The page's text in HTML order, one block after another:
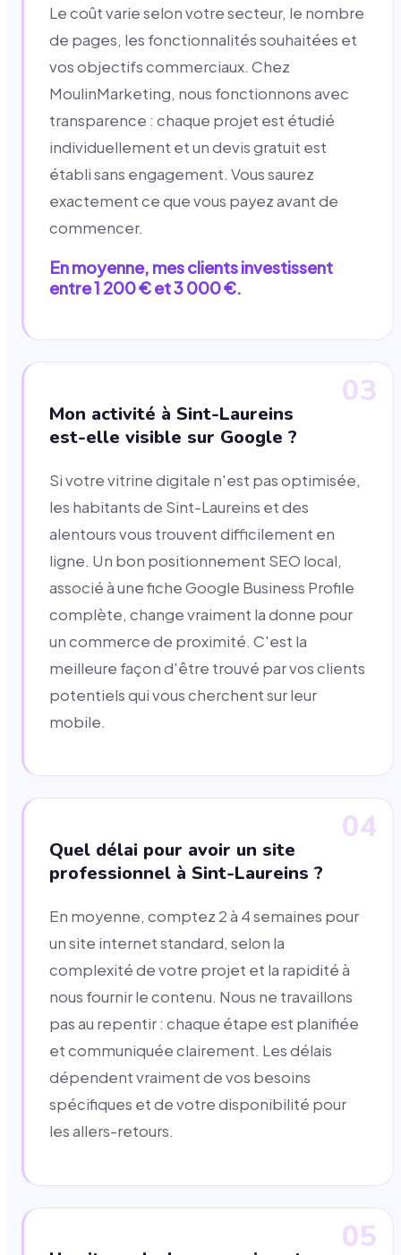
Le coût varie selon votre secteur, le nombre
de pages, les fonctionnalités souhaitées et
vos objectifs commerciaux. Chez
MoulinMarketing, nous fonctionnons avec
transparence : chaque projet est étudié
individuellement et un devis gratuit est
établi sans engagement. Vous saurez
exactement ce que vous payez avant de
commencer.
En moyenne, mes clients investissent
entre 1 200 € et 3 000 €.
03
Mon activité à Sint-Laureins
est-elle visible sur Google ?
Si votre vitrine digitale n'est pas optimisée,
les habitants de Sint-Laureins et des
alentours vous trouvent difficilement en
ligne. Un bon positionnement SEO local,
associé à une fiche Google Business Profile
complète, change vraiment la donne pour
un commerce de proximité. C'est la
meilleure façon d'être trouvé par vos clients
potentiels qui vous cherchent sur leur
mobile.
04
Quel délai pour avoir un site
professionnel à Sint-Laureins ?
En moyenne, comptez 2 à 4 semaines pour
un site internet standard, selon la
complexité de votre projet et la rapidité à
nous fournir le contenu. Nous ne travaillons
pas au repentir : chaque étape est planifiée
et communiquée clairement. Les délais
dépendent vraiment de vos besoins
spécifiques et de votre disponibilité pour
les allers-retours.
05